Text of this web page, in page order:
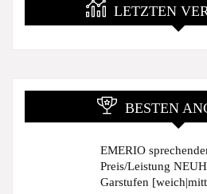
LETZTEN
BESTEN
EMERIO
Preis/Leistung
Garstufen